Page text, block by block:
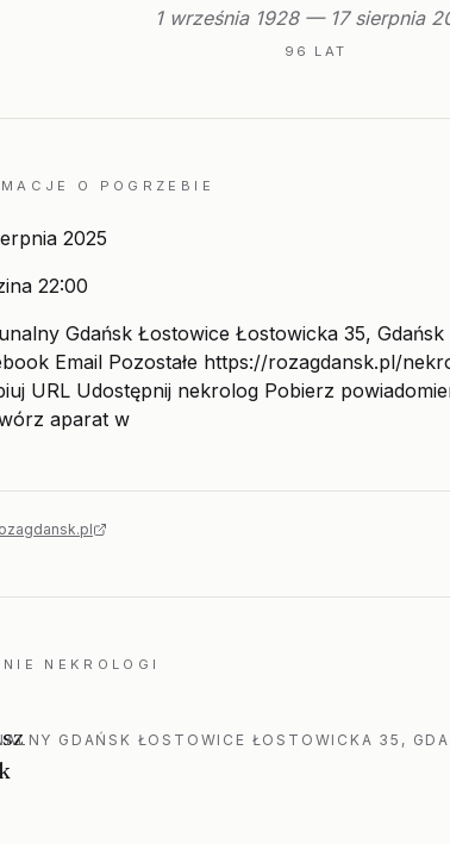
1 września 1928 — 17 sierpnia
96 LAT
O POGRZEBIE
2025
22:00
Gdańsk Łostowice Łostowicka 35,
Email Pozostałe https://rozagdansk.pl/
URL Udostępnij nekrolog Pobierz
aparat w
NEKROLOGI
GDAŃSK ŁOSTOWICE ŁOSTOWICKA 35,